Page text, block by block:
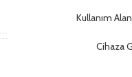
Kullanım
Cihaza